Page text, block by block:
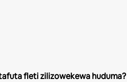
fleti zilizowekewa huduma?